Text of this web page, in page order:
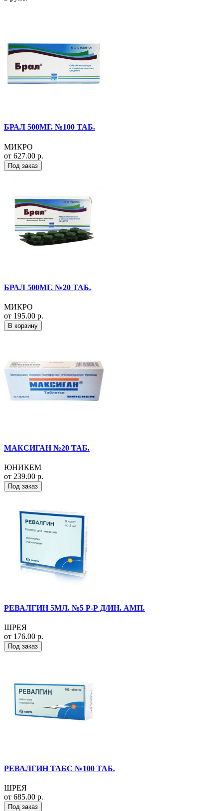
БРАЛ 500МГ. №100 ТАБ.
МИКРО
от 627.00 р.
Под заказ
БРАЛ 500МГ. №20 ТАБ.
МИКРО
от 195.00 р.
В корзину
МАКСИГАН №20 ТАБ.
ЮНИКЕМ
от 239.00 р.
Под заказ
РЕВАЛГИН 5МЛ. №5 Р-Р Д/ИН. АМП.
ШРЕЯ
от 176.00 р.
Под заказ
РЕВАЛГИН ТАБС №100 ТАБ.
ШРЕЯ
от 685.00 р.
Под заказ